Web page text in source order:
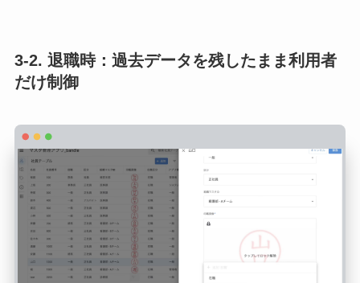
3-2. 退職時：過去データを残したまま利用者
だけ制御